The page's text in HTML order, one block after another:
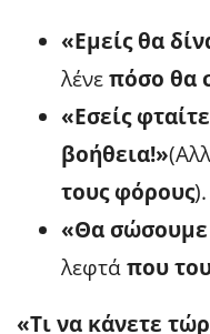
«Εμείς θα
λένεπόσο θα
«Εσείς
βοήθεια!»
τους φόρους).
«Θα σώσουμε
λεφτάπου
«Τι να κάνετε